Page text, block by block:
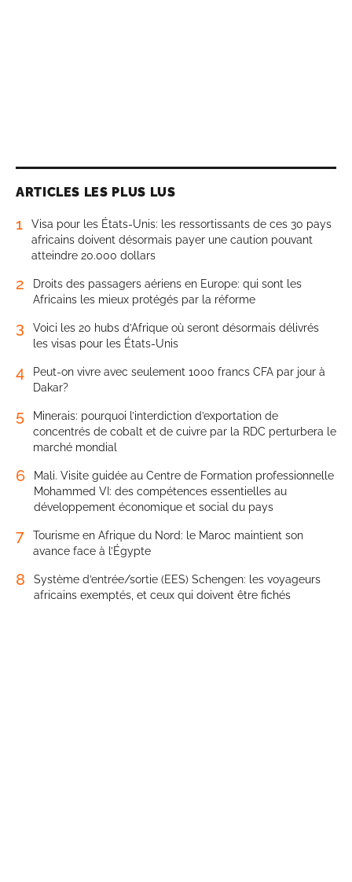
ARTICLES LES PLUS LUS
1
Visa pour les États-Unis: les ressortissants de ces 30 pays
africains doivent désormais payer une caution pouvant
atteindre 20.000 dollars
2
Droits des passagers aériens en Europe: qui sont les
Africains les mieux protégés par la réforme
3
Voici les 20 hubs d’Afrique où seront désormais délivrés
les visas pour les États-Unis
4
Peut-on vivre avec seulement 1000 francs CFA par jour à
Dakar?
5
Minerais: pourquoi l’interdiction d’exportation de
concentrés de cobalt et de cuivre par la RDC perturbera le
marché mondial
6
Mali. Visite guidée au Centre de Formation professionnelle
Mohammed VI: des compétences essentielles au
développement économique et social du pays
7
Tourisme en Afrique du Nord: le Maroc maintient son
avance face à l’Égypte
8
Système d’entrée/sortie (EES) Schengen: les voyageurs
africains exemptés, et ceux qui doivent être fichés